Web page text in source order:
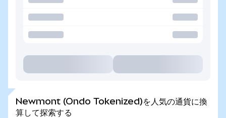
Newmont (Ondo Tokenized)を人気の通貨に換
算して探索する